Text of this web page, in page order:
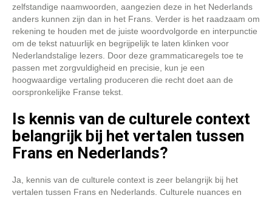
zelfstandige naamwoorden, aangezien deze in het Nederlands
anders kunnen zijn dan in het Frans. Verder is het raadzaam om
rekening te houden met de juiste woordvolgorde en interpunctie
om de tekst natuurlijk en begrijpelijk te laten klinken voor
Nederlandstalige lezers. Door deze grammaticaregels toe te
passen met zorgvuldigheid en precisie, kun je een
hoogwaardige vertaling produceren die recht doet aan de
oorspronkelijke Franse tekst.
Is kennis van de culturele context
belangrijk bij het vertalen tussen
Frans en Nederlands?
Ja, kennis van de culturele context is zeer belangrijk bij het
vertalen tussen Frans en Nederlands. Culturele nuances en